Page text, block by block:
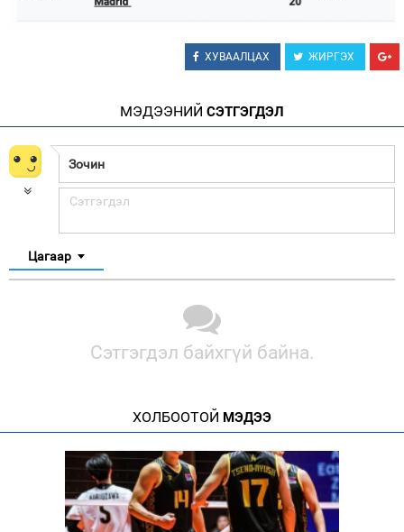
ХУВААЛЦАХ ЖИРГЭХ
МЭДЭЭНИЙ СЭТГЭГДЭЛ
Цагаар
Сэтгэгдэл байхгүй байна.
ХОЛБООТОЙ МЭДЭЭ